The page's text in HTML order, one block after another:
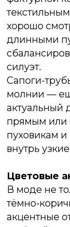
и отсутствию
легко
повседневного до
Особенно
чёрном,
Утеплённые
ботинки
Современные
грубые ботинки
стали настоящим
сезонов. Они не
скользят,
сочетаются как с
стиле оверсайз,
пуховиком или
моделей: лучше
коже или нубуке,
фурнитурой.
Сапоги на
Женский